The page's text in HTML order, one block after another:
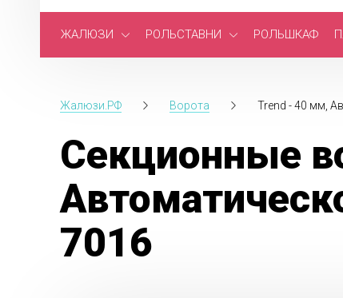
ЖАЛЮЗИ РОЛЬСТАВНИ РОЛЬШКАФ
Жалюзи.РФ Ворота Trend - 40 мм,
Секционные
7016